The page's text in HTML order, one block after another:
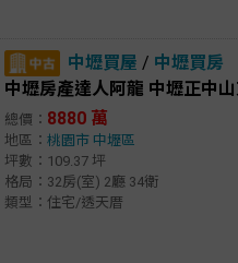
中壢買屋 / 中壢買房
中壢房產達人阿龍 中壢正中
總價： 8880 萬
地區： 桃園市 中壢區
坪數：109.37 坪
格局：32房(室) 2廳 34衛
類型：住宅/透天厝